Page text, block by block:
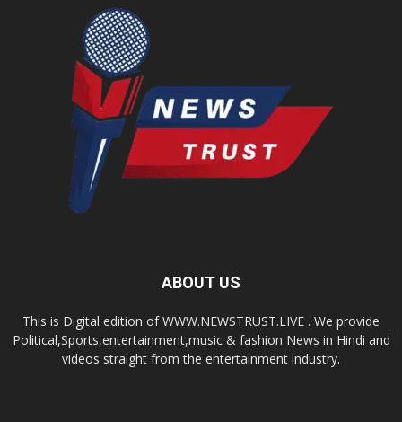
ABOUT US
This is Digital edition of WWW.NEWSTRUST.LIVE . We provide
Political,Sports,entertainment,music & fashion News in Hindi and
videos straight from the entertainment industry.